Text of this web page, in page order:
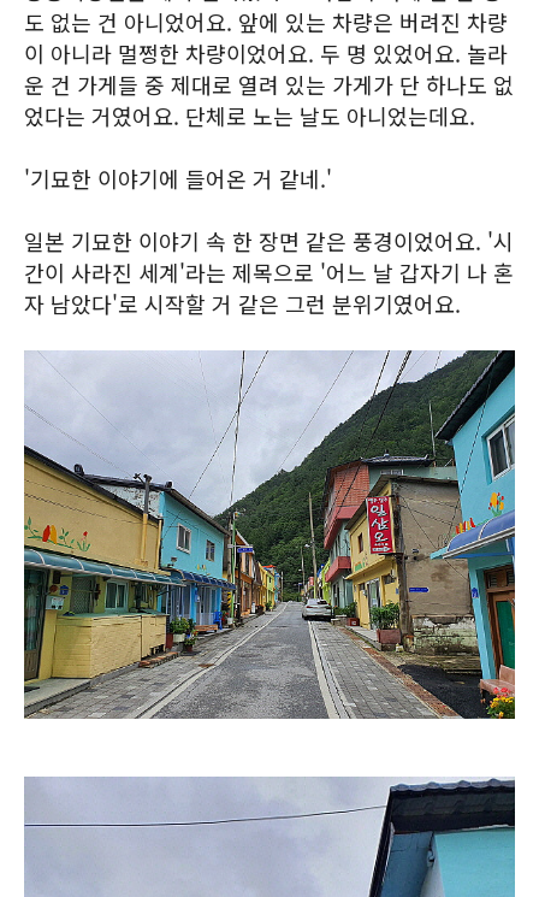
도 없는 건 아니었어요. 앞에 있는 차량은 버려진 차량
이 아니라 멀쩡한 차량이었어요. 두 명 있었어요. 놀라
운 건 가게들 중 제대로 열려 있는 가게가 단 하나도 없
었다는 거였어요. 단체로 노는 날도 아니었는데요.
'기묘한 이야기에 들어온 거 같네.'
일본 기묘한 이야기 속 한 장면 같은 풍경이었어요. '시
간이 사라진 세계'라는 제목으로 '어느 날 갑자기 나 혼
자 남았다'로 시작할 거 같은 그런 분위기였어요.